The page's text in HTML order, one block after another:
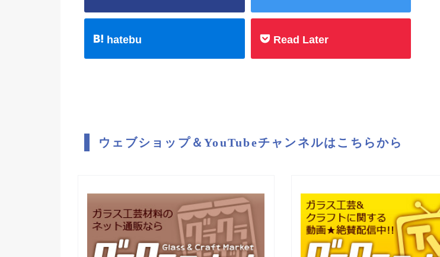
hatebu Read Later
ウェブショップ＆YouTubeチャンネルはこちらから